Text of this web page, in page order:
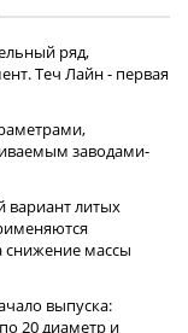
ряд,
Теч Лайн - первая
заводами-
вариант литых
снижение массы
выпуска:
20 диаметр и